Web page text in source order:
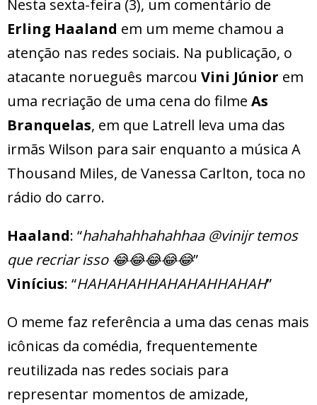
Nesta sexta-feira (3), um comentário de
Erling Haaland em um meme chamou a
atenção nas redes sociais. Na publicação, o
atacante norueguês marcou Vini Júnior em
uma recriação de uma cena do filme As
Branquelas, em que Latrell leva uma das
irmãs Wilson para sair enquanto a música A
Thousand Miles, de Vanessa Carlton, toca no
rádio do carro.
Haaland: “hahahahhahahhaa @vinijr temos
que recriar isso 😂😂😂😂😂”
Vinícius: “HAHAHAHHAHAHAHHAHAH”
O meme faz referência a uma das cenas mais
icônicas da comédia, frequentemente
reutilizada nas redes sociais para
representar momentos de amizade,